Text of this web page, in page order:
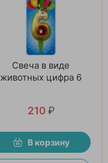
Свеча в виде
животных цифра 6
210 ₽
В корзину